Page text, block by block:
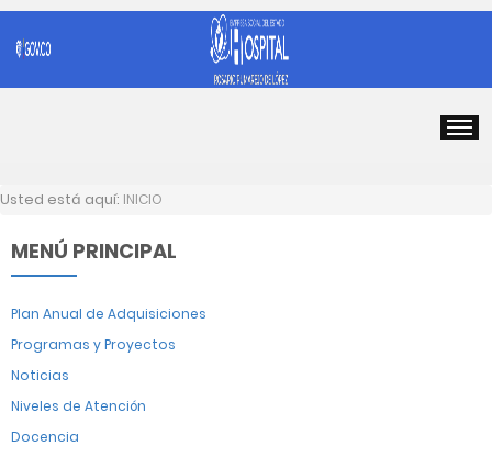
Usted está aquí: INICIO
MENÚ PRINCIPAL
Plan Anual de Adquisiciones
Programas y Proyectos
Noticias
Niveles de Atención
Docencia